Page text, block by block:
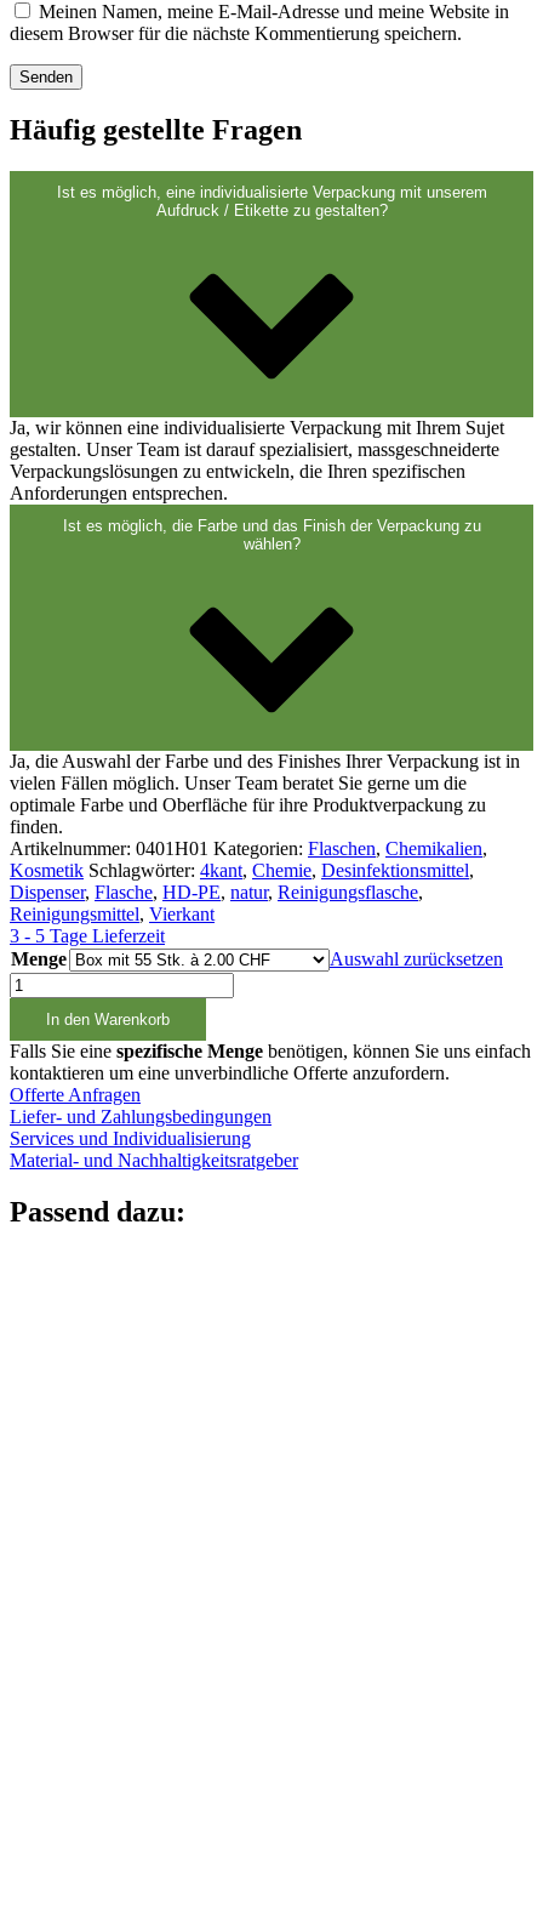
Verschlüsse
Weinflaschen und Sektflaschen(83)
Meinen Namen, meine E-Mail-Adresse und meine Website in
diesem Browser für die nächste Kommentierung speichern.
Häufig gestellte Fragen
Ist es möglich, eine individualisierte Verpackung mit unserem
Aufdruck / Etikette zu gestalten?
Ja, wir können eine individualisierte Verpackung mit Ihrem Sujet
gestalten. Unser Team ist darauf spezialisiert, massgeschneiderte
Verpackungslösungen zu entwickeln, die Ihren spezifischen
Anforderungen entsprechen.
Ist es möglich, die Farbe und das Finish der Verpackung zu
wählen?
Ja, die Auswahl der Farbe und des Finishes Ihrer Verpackung ist in
vielen Fällen möglich. Unser Team beratet Sie gerne um die
optimale Farbe und Oberfläche für ihre Produktverpackung zu
finden.
Artikelnummer: 0401H01 Kategorien: Flaschen, Chemikalien,
Kosmetik Schlagwörter: 4kant, Chemie, Desinfektionsmittel,
Dispenser, Flasche, HD-PE, natur, Reinigungsflasche,
Reinigungsmittel, Vierkant
3 - 5 Tage Lieferzeit
Menge
Auswahl zurücksetzen
1000ml
Vierkantflasche
natur,
28/400
Menge
In den Warenkorb
Falls Sie eine spezifische Menge benötigen, können Sie uns einfach
kontaktieren um eine unverbindliche Offerte anzufordern.
Offerte Anfragen
Liefer- und Zahlungsbedingungen
Services und Individualisierung
Material- und Nachhaltigkeitsratgeber
Passend dazu: